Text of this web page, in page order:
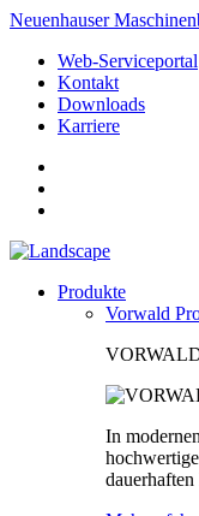
Neuenhauser
Web-Serviceportal
Kontakt
Downloads
Karriere
Produkte
Vorwald
In
dauerhaften